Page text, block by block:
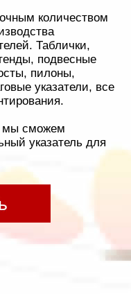
количеством
Таблички,
подвесные
пилоны,
указатели, все
мы сможем
указатель для